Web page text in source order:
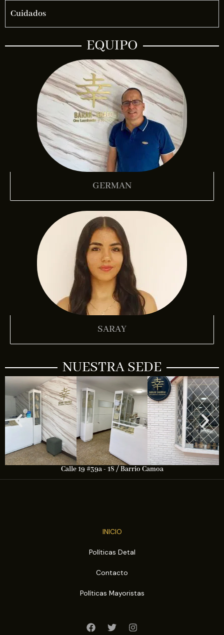
Cuidados
EQUIPO
GERMAN
SARAY
NUESTRA SEDE
Calle 19 #39a - 18 / Barrio Camoa
INICIO
Políticas Detal
Contacto
Políticas Mayoristas